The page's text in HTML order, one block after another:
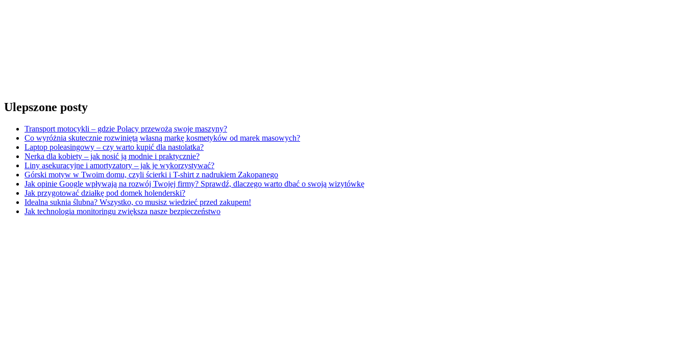
Ulepszone posty
Transport motocykli – gdzie Polacy przewożą swoje maszyny?
Co wyróżnia skutecznie rozwiniętą własną markę kosmetyków od marek masowych?
Laptop poleasingowy – czy warto kupić dla nastolatka?
Nerka dla kobiety – jak nosić ją modnie i praktycznie?
Liny asekuracyjne i amortyzatory – jak je wykorzystywać?
Górski motyw w Twoim domu, czyli ścierki i T-shirt z nadrukiem Zakopanego
Jak opinie Google wpływają na rozwój Twojej firmy? Sprawdź, dlaczego warto dbać o swoją wizytówkę
Jak przygotować działkę pod domek holenderski?
Idealna suknia ślubna? Wszystko, co musisz wiedzieć przed zakupem!
Jak technologia monitoringu zwiększa nasze bezpieczeństwo